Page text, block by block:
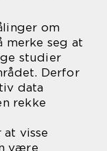
om
seg at
studier
Derfor
data
rekke
visse
være